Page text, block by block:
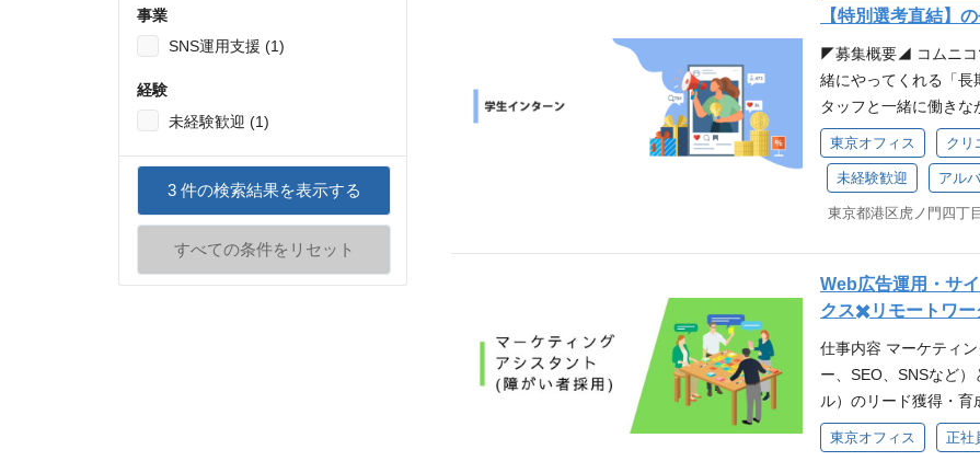
事業
SNS運用支援 (1)
経験
未経験歓迎 (1)
3件の検索結果を表示する
すべての条件をリセット
務・アシスタント業
ーションを積極的に取
ポジションで得られる
お互いに協力しながら
ための制度やイベン
を習得しながら成長
制 コアタイムがない
の間で業務の開始時
す。 ・ハイブリッド
できます。 ※会社とし
のポジションはフル
【特別選考直結】
◤募集概要◢ コムニコ
緒にやってくれる「長
タッフと一緒に働き
か？ 【現役インター
ターンを通じて、単に
戦略や「どうすれば
身につけることがで
析 など 主体性とスピ
す！ ◤こんな学生にお
やWeb、マーケティン
い方 成長したいとい
方 ◤コムニコの事業
おいて、主に2つの事
運用支援 ・SNS運用
東京オフィス クリ
未経験歓迎 アル
Web広告運用・サ
クス✖️リモートワー
仕事内容 マーケティ
ー、SEO、SNSなど
ル）のリード獲得・育
クス業務をメインにお
常的にお任せする役割
東京オフィス 正社